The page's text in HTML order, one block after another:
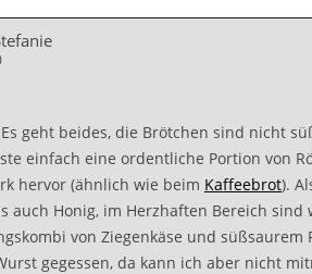
geht beides, die Brötchen sind nicht
einfach eine ordentliche Portion von
hervor (ähnlich wie beim Kaffeebrot).
auch Honig, im Herzhaften Bereich
von Ziegenkäse und süßsaurem
gegessen, da kann ich aber nicht